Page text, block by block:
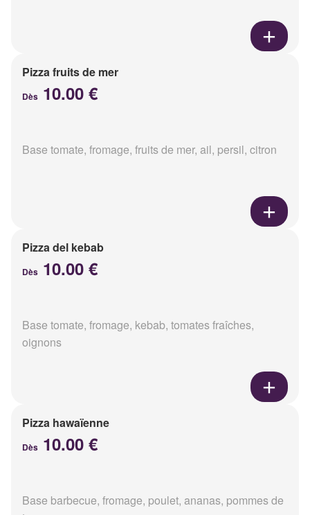
Pizza fruits de mer
Dès 10.00 €
Base tomate, fromage, fruits de mer, ail, persil, citron
Pizza del kebab
Dès 10.00 €
Base tomate, fromage, kebab, tomates fraîches,
oignons
Pizza hawaïenne
Dès 10.00 €
Base barbecue, fromage, poulet, ananas, pommes de